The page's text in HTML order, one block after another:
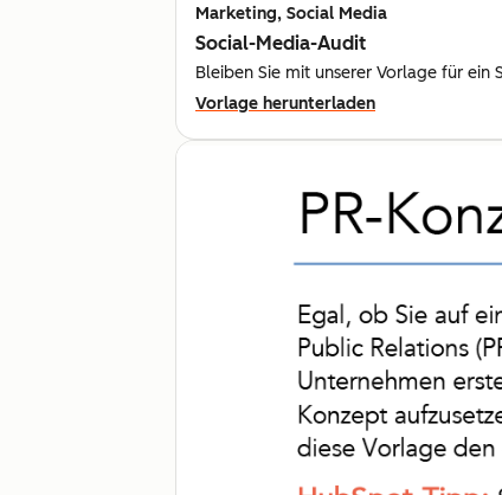
Marketing, Social Media
Social-Media-Audit
Bleiben Sie mit unserer Vorlage für
Vorlage herunterladen